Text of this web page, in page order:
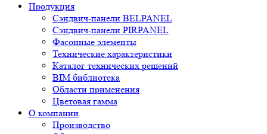
Продукция
Сэндвич-панели BELPANEL
Сэндвич-панели PIRPANEL
Фасонные элементы
Технические характеристики
Каталог технических решений
BIM библиотека
Области применения
Цветовая гамма
О компании
Производство